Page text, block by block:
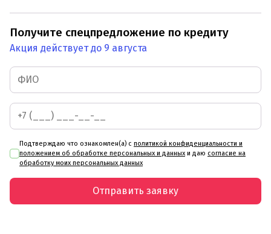
Получите спецпредложение по кредиту
Акция действует до 9 августа
Подтверждаю что ознакомлен(а) с политикой конфиденциальности и
положением об обработке персональных и данных и даю согласие на
обработку моих персональных данных
Отправить заявку